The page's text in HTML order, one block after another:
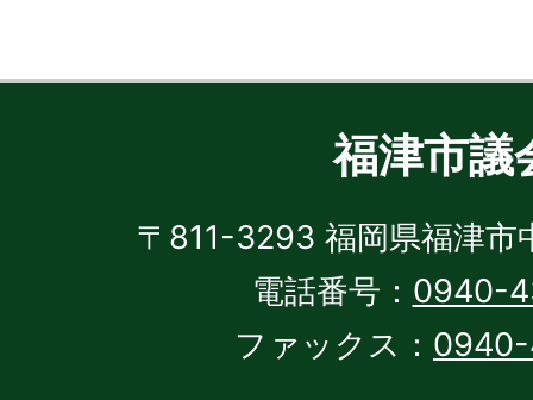
福津市議
〒811-3293 福岡県福津市
電話番号： 0940-
ファックス：